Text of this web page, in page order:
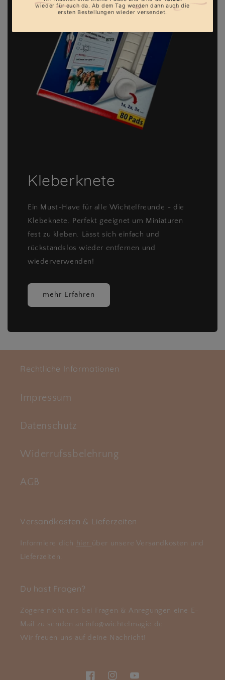
Kleberknete
Ein Must-Have für alle Wichtelfreunde - die
Klebeknete. Perfekt geeignet um Miniaturen
fest zu kleben. Lässt sich einfach und
rückstandslos wieder entfernen und
wiederverwenden!
mehr Erfahren
Rechtliche Informationen
Impressum
Datenschutz
Widerrufssbelehrung
AGB
Versandkosten & Lieferzeiten
Informiere dich hier über unsere Versandkosten und
Lieferzeiten.
Du hast Fragen?
Zögere nicht uns bei Fragen & Anregungen eine E-
Mail zu senden an info@wichtelmagie.de
Wir freuen uns auf deine Nachricht!